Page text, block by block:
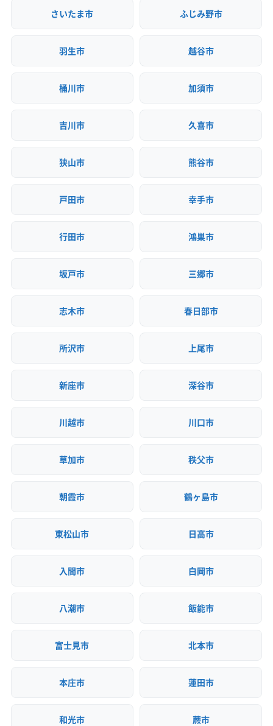
ク管理
応・サー
さいたま市 ふじみ野市
羽生市 越谷市
桶川市 加須市
吉川市 久喜市
狭山市 熊谷市
戸田市 幸手市
行田市 鴻巣市
坂戸市 三郷市
志木市 春日部市
所沢市 上尾市
新座市 深谷市
川越市 川口市
草加市 秩父市
朝霞市 鶴ヶ島市
東松山市 日高市
入間市 白岡市
八潮市 飯能市
富士見市 北本市
本庄市 蓮田市
和光市 蕨市